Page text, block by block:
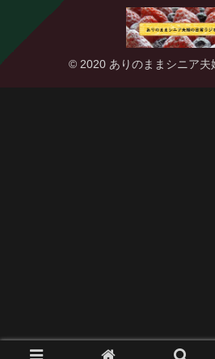
© 2020 ありのままシニア夫